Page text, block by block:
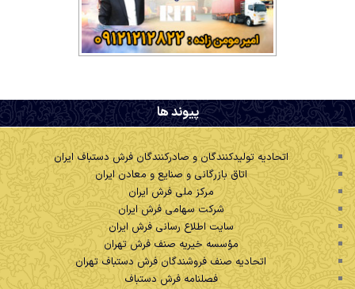
. پیوند ها
اتحادیه تولیدکنندگان و صادرکنندگان فرش دستباف ایران
اتاق بازرگانی و صنایع و معادن ایران
مرکز ملی فرش ایران
شرکت سهامی فرش ایران
سایت اطلاع رسانی فرش ایران
مؤسسه خیریه صنف فرش تهران
اتحادیه صنف فروشندگان فرش دستباف تهران
فصلنامه فرش دستباف